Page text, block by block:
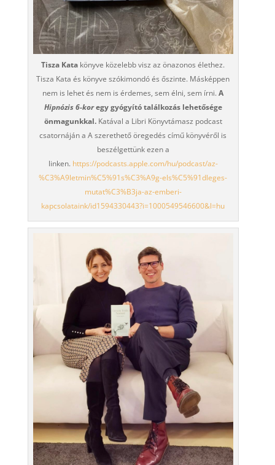
Tisza Kata könyve közelebb visz az önazonos élethez.
Tisza Kata és könyve szókimondó és őszinte. Másképpen
nem is lehet és nem is érdemes, sem élni, sem írni.A
Hipnózis 6-koregy gyógyító találkozás lehetősége
önmagunkkal. Katával a Libri Könyvtámasz podcast
csatornáján a A szerethető öregedés című könyvéről is
beszélgettünk ezen a
linken. https://podcasts.apple.com/hu/podcast/az-
%C3%A9letmin%C5%91s%C3%A9g-els%C5%91dleges-
mutat%C3%B3ja-az-emberi-
kapcsolataink/id1594330443?i=1000549546600&l=hu